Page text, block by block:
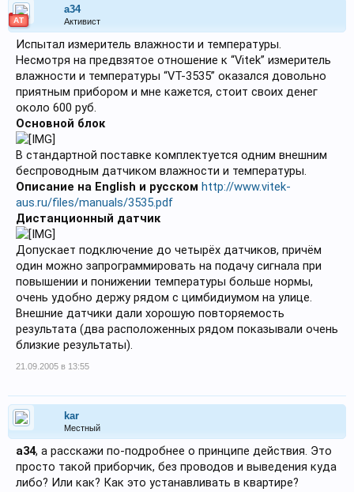
АТ
a34
Активист
Испытал измеритель влажности и температуры.
Несмотря на предвзятое отношение к “Vitek” измеритель
влажности и температуры “VT-3535” оказался довольно
приятным прибором и мне кажется, стоит своих денег
около 600 руб.
Основной блок
В стандартной поставке комплектуется одним внешним
беспроводным датчиком влажности и температуры.
Описание на English и русском http://www.vitek-
aus.ru/files/manuals/3535.pdf
Дистанционный датчик
Допускает подключение до четырёх датчиков, причём
один можно запрограммировать на подачу сигнала при
повышении и понижении температуры больше нормы,
очень удобно держу рядом с цимбидиумом на улице.
Внешние датчики дали хорошую повторяемость
результата (два расположенных рядом показывали очень
близкие результаты).
21.09.2005 в 13:55
kar
Местный
a34, а расскажи по-подробнее о принципе действия. Это
просто такой приборчик, без проводов и выведения куда
либо? Или как? Как это устанавливать в квартире?